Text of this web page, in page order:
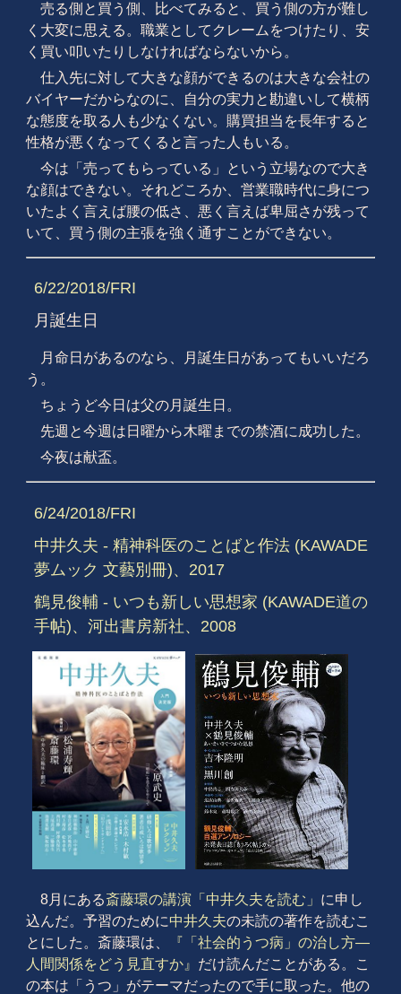
売る側と買う側、比べてみると、買う側の方が難し
く大変に思える。職業としてクレームをつけたり、安
く買い叩いたりしなければならないから。
仕入先に対して大きな顔ができるのは大きな会社の
バイヤーだからなのに、自分の実力と勘違いして横柄
な態度を取る人も少なくない。購買担当を長年すると
性格が悪くなってくると言った人もいる。
今は「売ってもらっている」という立場なので大き
な顔はできない。それどころか、営業職時代に身につ
いたよく言えば腰の低さ、悪く言えば卑屈さが残って
いて、買う側の主張を強く通すことができない。
6/22/2018/FRI
月誕生日
月命日があるのなら、月誕生日があってもいいだろ
う。
ちょうど今日は父の月誕生日。
先週と今週は日曜から木曜までの禁酒に成功した。
今夜は献盃。
6/24/2018/FRI
中井久夫 - 精神科医のことばと作法 (KAWADE
夢ムック 文藝別冊)、2017
鶴見俊輔 - いつも新しい思想家 (KAWADE道の
手帖)、河出書房新社、2008
8月にある斎藤環の講演「中井久夫を読む」 に申し
込んだ。予習のために中井久夫の未読の著作を読むこ
とにした。斎藤環は、
『「社会的うつ病」の治し方―
人間関係をどう見直すか』 だけ読んだことがある。こ
の本は「うつ」がテーマだったので手に取った。他の